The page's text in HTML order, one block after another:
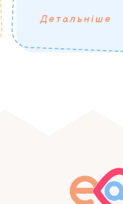
Детальніше